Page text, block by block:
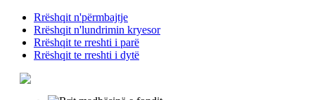
Rrëshqit n'përmbajtje
Rrëshqit n'lundrimin kryesor
Rrëshqit te rreshti i parë
Rrëshqit te rreshti i dytë